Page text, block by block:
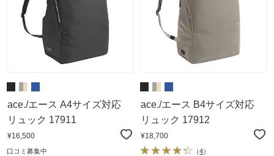
ace./エース A4サイズ対応
リュック 17911
¥16,500
口コミ募集中
ace./エース B4サイズ対応
リュック 17912
¥18,700
（4）